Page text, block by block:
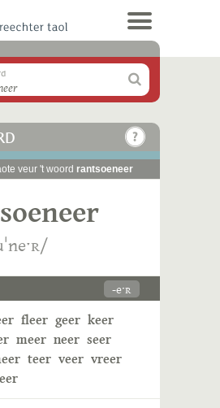
veur 't woord rantsoeneer
-eˑʀ
fleer geer keer
meer neer seer
teer veer vreer